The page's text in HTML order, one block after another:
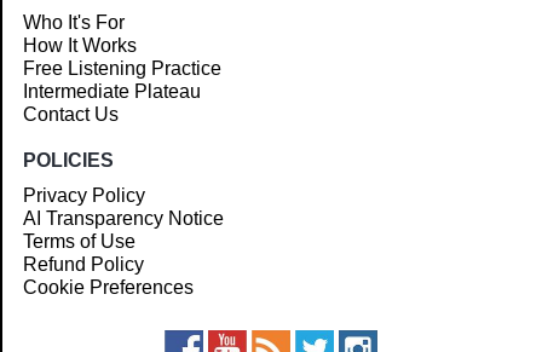
Who It's For
How It Works
Free Listening Practice
Intermediate Plateau
Contact Us
POLICIES
Privacy Policy
AI Transparency Notice
Terms of Use
Refund Policy
Cookie Preferences